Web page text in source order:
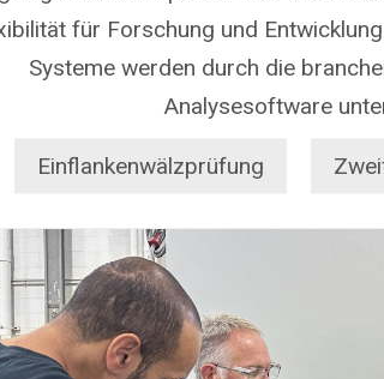
für Forschung und
Systeme werden durch die
Analysesoftware
Einflankenwälzprüfung